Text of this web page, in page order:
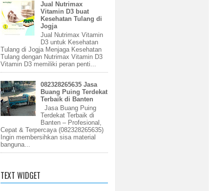
Jual Nutrimax
Vitamin D3 buat
Kesehatan Tulang di
Jogja
Jual Nutrimax Vitamin
D3 untuk Kesehatan
Tulang di Jogja Menjaga Kesehatan
Tulang dengan Nutrimax Vitamin D3
Vitamin D3 memiliki peran penti...
082328265635 Jasa
Buang Puing Terdekat
Terbaik di Banten
Jasa Buang Puing
Terdekat Terbaik di
Banten – Profesional,
Cepat & Terpercaya (082328265635)
Ingin membersihkan sisa material
banguna...
TEXT WIDGET